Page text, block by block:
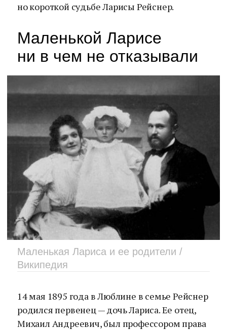
но короткой судьбе Ларисы Рейснер.
Маленькой Ларисе
ни в чем не отказывали
Маленькая Лариса и ее родители /
Википедия
14 мая 1895 года в Люблине в семье Рейснер
родился первенец — дочь Лариса. Ее отец,
Михаил Андреевич, был профессором права